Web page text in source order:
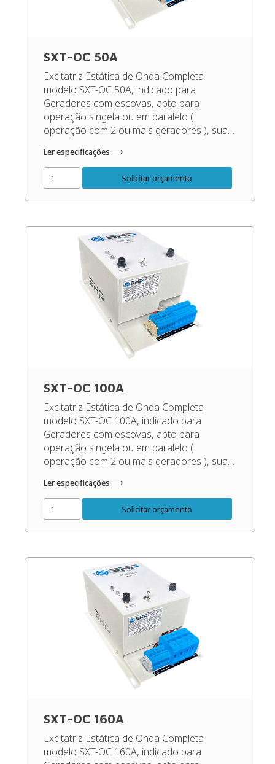
SXT-OC 50A
Excitatriz Estática de Onda Completa
modelo SXT-OC 50A, indicado para
Geradores com escovas, apto para
operação singela ou em paralelo (
operação com 2 ou mais geradores ), sua
gerador sempre constante, independente
das oscilações de carga e rotação, dentro
dos patamares corretos do gerador. Código
do […]
Ler especificações ⟶
Solicitar orçamento
SXT-OC 100A
Excitatriz Estática de Onda Completa
modelo SXT-OC 100A, indicado para
Geradores com escovas, apto para
operação singela ou em paralelo (
operação com 2 ou mais geradores ), sua
gerador sempre constante, independente
das oscilações de carga e rotação, dentro
dos patamares corretos do gerador. Código
do […]
Ler especificações ⟶
Solicitar orçamento
SXT-OC 160A
Excitatriz Estática de Onda Completa
modelo SXT-OC 160A, indicado para